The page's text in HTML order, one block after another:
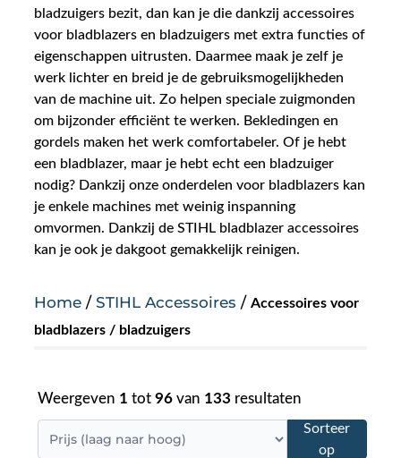
Over ons
Vacatures
Tuin & Park Contact
bladzuigers bezit, dan kan je die dankzij accessoires
voor bladblazers en bladzuigers met extra functies of
eigenschappen uitrusten. Daarmee maak je zelf je
werk lichter en breid je de gebruiksmogelijkheden
van de machine uit. Zo helpen speciale zuigmonden
om bijzonder efficiënt te werken. Bekledingen en
gordels maken het werk comfortabeler. Of je hebt
een bladblazer, maar je hebt echt een bladzuiger
nodig? Dankzij onze onderdelen voor bladblazers kan
je enkele machines met weinig inspanning
omvormen. Dankzij de STIHL bladblazer accessoires
kan je ook je dakgoot gemakkelijk reinigen.
Home / STIHL Accessoires / Accessoires voor
bladblazers / bladzuigers
Weergeven 1 tot 96 van 133 resultaten
Sorteer
op